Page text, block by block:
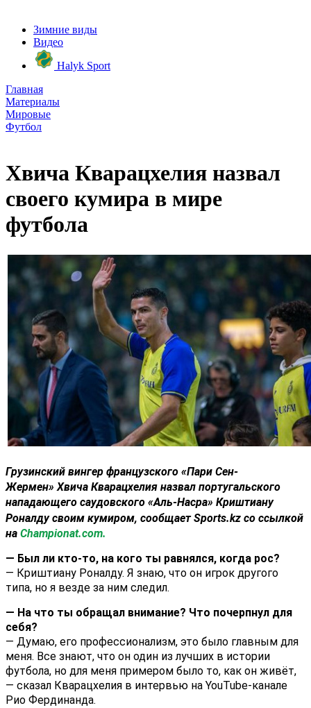
Зимние виды
Видео
Halyk Sport
Главная
Материалы
Мировые
Футбол
Хвича Кварацхелия назвал
своего кумира в мире
футбола
Грузинский вингер французского «Пари Сен-
Жермен» Хвича Кварацхелия назвал португальского
нападающего саудовского «Аль-Насра» Криштиану
Роналдусвоим кумиром, сообщает Sports.kz со ссылкой
на Championat.com.
— Был ли кто-то, на кого ты равнялся, когда рос?
— Криштиану Роналду. Я знаю, что он игрок другого
типа, но я везде за ним следил.
— На что ты обращал внимание? Что почерпнул для
себя?
— Думаю, его профессионализм, это было главным для
меня. Все знают, что он один из лучших в истории
футбола, но для меня примером было то, как он живёт,
— сказал Кварацхелия в интервью на YouTube-канале
Рио Фердинанда.